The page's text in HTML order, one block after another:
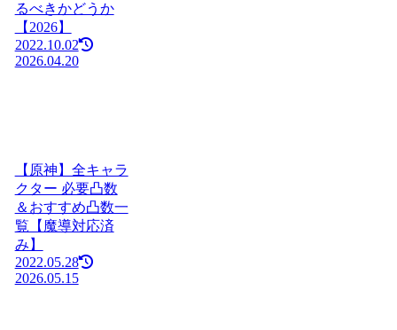
るべきかどうか
【2026】
2022.10.02
2026.04.20
【原神】全キャラ
クター 必要凸数
＆おすすめ凸数一
覧【魔導対応済
み】
2022.05.28
2026.05.15